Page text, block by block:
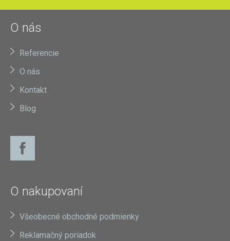
O nás
Referencie
O nás
Kontakt
Blog
O nakupovaní
Všeobecné obchodné podmienky
Reklamačný poriadok